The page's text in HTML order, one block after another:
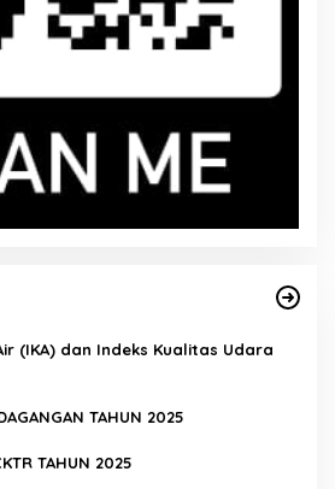
(IKA) dan Indeks Kualitas Udara
TAHUN 2025
TAHUN 2025